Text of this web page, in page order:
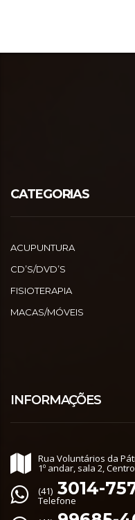
CATEGORIAS
ACUPUNTURA
CD’S/DVD’S
FISIOTERAPIA
MACAS/MÓVEIS
INFORMAÇÕES
Rua Voluntários da
1º andar, sala 2,
(41) 3014-
Telefone